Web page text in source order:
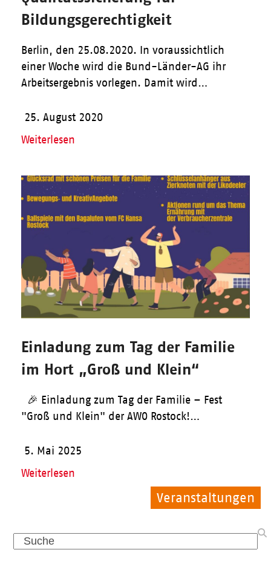
Pflege
Allgemein
Bildungsgerechtigkeit
Berlin, den 25.08.2020. In voraussichtlich
einer Woche wird die Bund-Länder-AG ihr
Arbeitsergebnis vorlegen. Damit wird…
25. August 2020
Weiterlesen
Veranstaltungen
Einladung zum Tag der Familie
im Hort „Groß und Klein“
🎉 Einladung zum Tag der Familie – Fest
"Groß und Klein" der AWO Rostock!…
5. Mai 2025
Weiterlesen
Search